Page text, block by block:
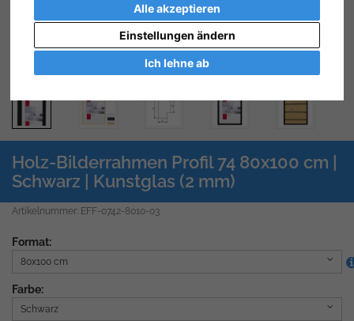
Alle akzeptieren
Ich lehne ab
Einstellungen ändern
Holz-Bilderrahmen Profil 74 80x100 cm |
Schwarz | Kunstglas (2 mm)
Artikelnummer: EFF-0742-8010-03
Format:
80x100 cm
Farbe:
Schwarz